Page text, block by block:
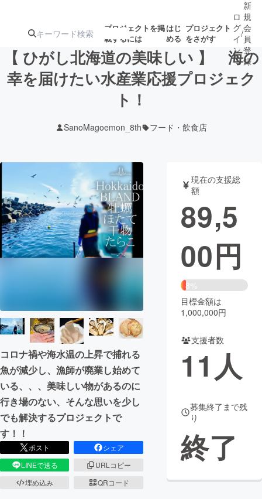
プロジェクトを掲
載するには
はじ
める
プロジェクト
をさがす
注目の新着プロ
テクノロジー・ガジェット
映像・映画 書籍・雑誌
ビジネス・起業 チャレンジ
まちづくり・地域活性化
CAMPFIRE for Social Good
CAMPFIRE Creation
CAMPFIREふるさと納税machi-ya コミュニティ
ロ
グ
イ
ン
/
新
規
会
員
登
録
【 ひがし北海道の美味しい 】 海の
幸を届けたい水産業応援プロジェク
ト！
SanoMagoemon_8th フード・飲食店
コロナ禍や海水温の上昇で捕れる
魚が減少し、漁師が廃業し始めて
いる、、、美味しい物があるのに
行き場のない、そんな思いを少し
でも解決するプロジェクトで
す！！
ポスト
シェア
LINEで送る
URLコピー
埋め込み
QRコード
現在の支援総
額
89,5
00円
8%
目標金額は
1,000,000円
支援者数
11 人
募集終了まで残
り
終了